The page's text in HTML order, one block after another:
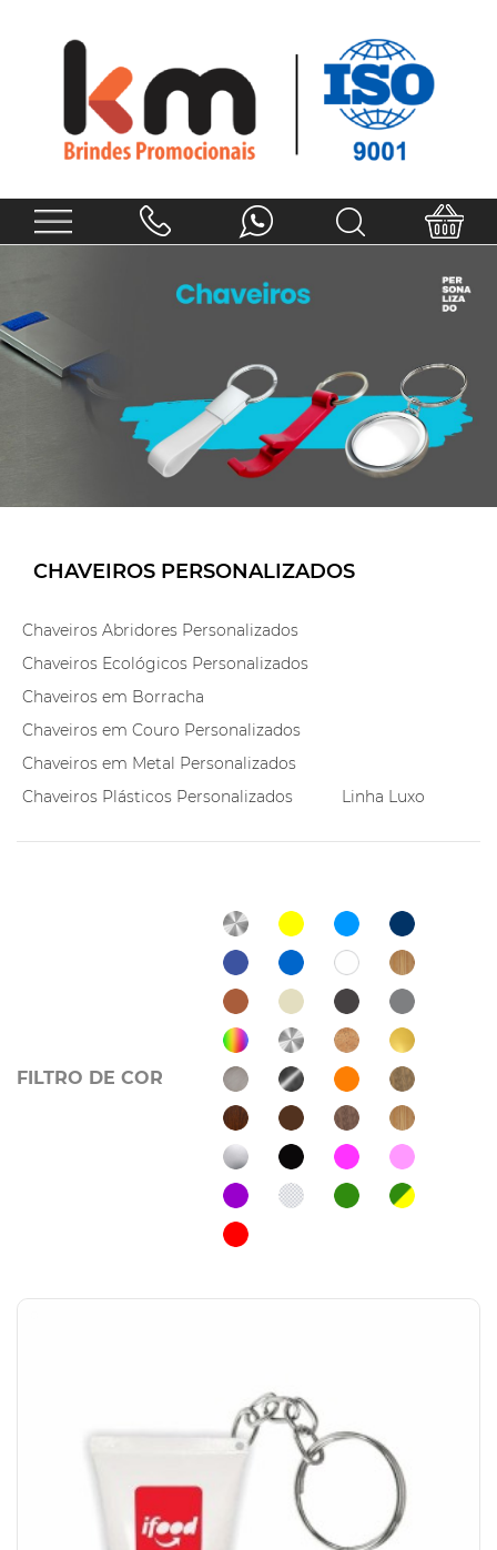
CHAVEIROS PERSONALIZADOS
Chaveiros Abridores Personalizados
Chaveiros Ecológicos Personalizados
Chaveiros em Borracha
Chaveiros em Couro Personalizados
Chaveiros em Metal Personalizados
Chaveiros Plásticos Personalizados
Linha Luxo
FILTRO DE COR